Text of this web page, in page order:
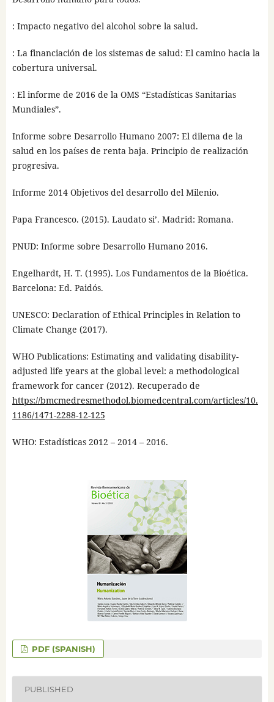
: Impacto negativo del alcohol sobre la salud.
: La financiación de los sistemas de salud: El camino hacia la
cobertura universal.
: El informe de 2016 de la OMS “Estadísticas Sanitarias
Mundiales”.
Informe sobre Desarrollo Humano 2007: El dilema de la
salud en los países de renta baja. Principio de realización
progresiva.
Informe 2014 Objetivos del desarrollo del Milenio.
Papa Francesco. (2015). Laudato si’. Madrid: Romana.
PNUD: Informe sobre Desarrollo Humano 2016.
Engelhardt, H. T. (1995). Los Fundamentos de la Bioética.
Barcelona: Ed. Paidós.
UNESCO: Declaration of Ethical Principles in Relation to
Climate Change (2017).
WHO Publications: Estimating and validating disability-
adjusted life years at the global level: a methodological
framework for cancer (2012). Recuperado de
https://bmcmedresmethodol.biomedcentral.com/articles/10.
1186/1471-2288-12-125
WHO: Estadísticas 2012 – 2014 – 2016.
PDF (SPANISH)
PUBLISHED